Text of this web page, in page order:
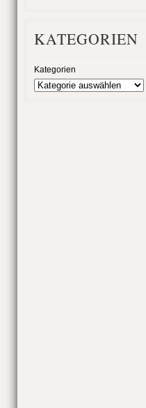
KATEGORIEN
Kategorien